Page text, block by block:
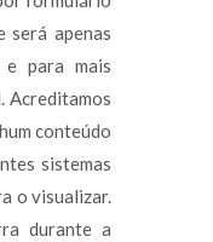
será apenas
para mais
Acreditamos
conteúdo
sistemas
o visualizar.
durante a